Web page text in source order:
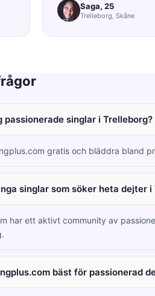
Saga, 25
Trelleborg, Skåne
passionerade singlar i Trelleborg?
gratis och bläddra bland
singlar som söker heta dejter i
har ett aktivt community av
bäst för passionerad